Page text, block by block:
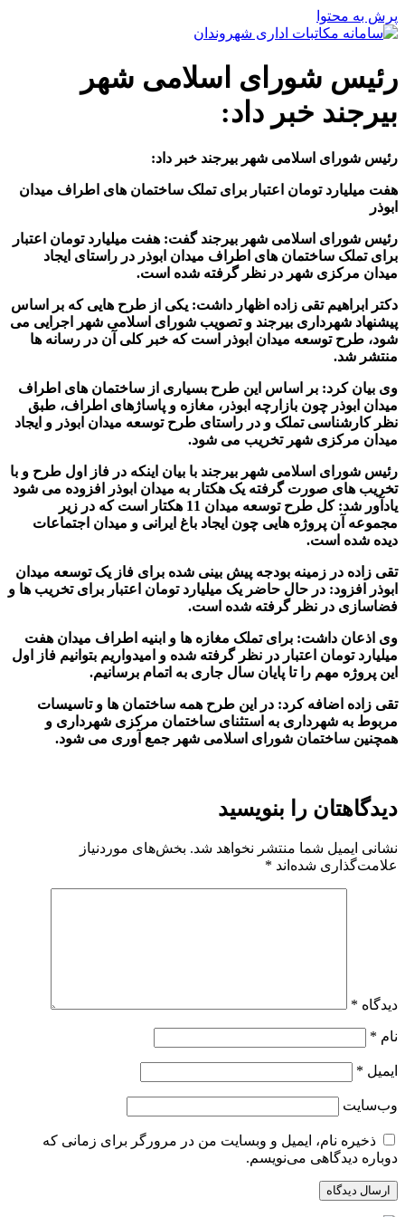
پرش به محتوا
رئیس شورای اسلامی شهر
بیرجند خبر داد:
رئیس شورای اسلامی شهر بیرجند خبر داد:
هفت میلیارد تومان اعتبار برای تملک ساختمان های اطراف میدان
ابوذر
رئیس شورای اسلامی شهر بیرجند گفت: هفت میلیارد تومان اعتبار
برای تملک ساختمان های اطراف میدان ابوذر در راستای ایجاد
میدان مرکزی شهر در نظر گرفته شده است.
دکتر ابراهیم تقی زاده اظهار داشت: یکی از طرح هایی که بر اساس
پیشنهاد شهرداری بیرجند و تصویب شورای اسلامی شهر اجرایی می
شود، طرح توسعه میدان ابوذر است که خبر کلی آن در رسانه ها
منتشر شد.
وی بیان کرد: بر اساس این طرح بسیاری از ساختمان های اطراف
میدان ابوذر چون بازارچه ابوذر، مغازه و پاساژهای اطراف، طبق
نظر کارشناسی تملک و در راستای طرح توسعه میدان ابوذر و ایجاد
میدان مرکزی شهر تخریب می شود.
رئیس شورای اسلامی شهر بیرجند با بیان اینکه در فاز اول طرح و با
تخریب های صورت گرفته یک هکتار به میدان ابوذر افزوده می شود
یادآور شد: کل طرح توسعه میدان 11 هکتار است که در زیر
مجموعه آن پروژه هایی چون ایجاد باغ ایرانی و میدان اجتماعات
دیده شده است.
تقی زاده در زمینه بودجه پیش بینی شده برای فاز یک توسعه میدان
ابوذر افزود: در حال حاضر یک میلیارد تومان اعتبار برای تخریب ها و
فضاسازی در نظر گرفته شده است.
وی اذعان داشت: برای تملک مغازه ها و ابنیه اطراف میدان هفت
میلیارد تومان اعتبار در نظر گرفته شده و امیدواریم بتوانیم فاز اول
این پروژه مهم را تا پایان سال جاری به اتمام برسانیم.
تقی زاده اضافه کرد: در این طرح همه ساختمان ها و تاسیسات
مربوط به شهرداری به استثنای ساختمان مرکزی شهرداری و
همچنین ساختمان شورای اسلامی شهر جمع آوری می شود.
دیدگاهتان را بنویسید
نشانی ایمیل شما منتشر نخواهد شد. بخش‌های موردنیاز
علامت‌گذاری شده‌اند *
دیدگاه *
نام *
ایمیل *
وب‌سایت
ذخیره نام، ایمیل و وبسایت من در مرورگر برای زمانی که
دوباره دیدگاهی می‌نویسم.